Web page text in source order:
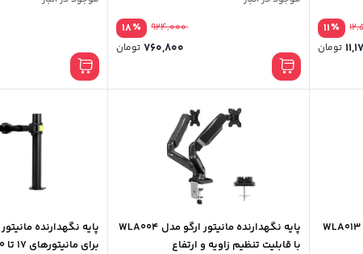
٪11
تومان
٪18
924,000
تومان
پایه نگهدارنده مانیتور ارگو مدل WLA013
پایه نگهدارنده مانیتور ارگو مدل WLA004
با قابلیت تنظیم زاویه و ارتفاع
برای مانیتورهای 17 تا 30 اینچ